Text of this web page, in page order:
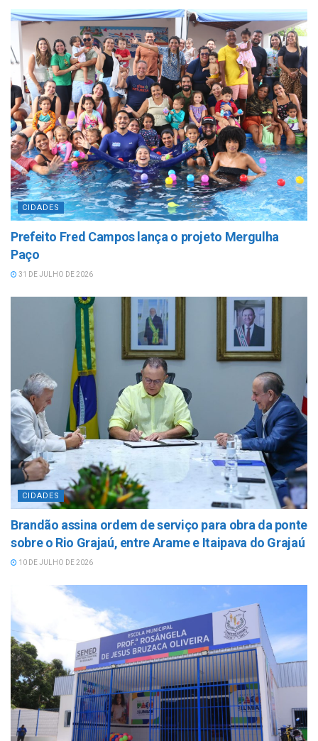
CIDADES
Prefeito Fred Campos lança o projeto Mergulha
Paço
31 DE JULHO DE 2026
CIDADES
Brandão assina ordem de serviço para obra da ponte
sobre o Rio Grajaú, entre Arame e Itaipava do Grajaú
10 DE JULHO DE 2026